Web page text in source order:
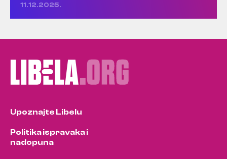
11.12.2025.
Upoznajte Libelu
Politika ispravaka i
nadopuna